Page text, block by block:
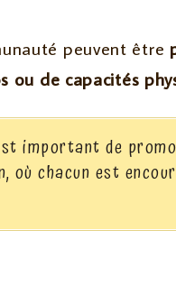
peuvent être
ou de capacités
important de
où chacun est